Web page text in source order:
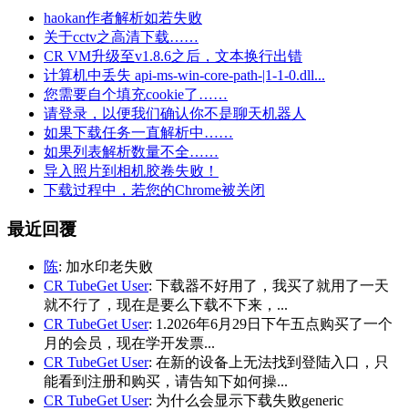
haokan作者解析如若失败
关于cctv之高清下载……
CR VM升级至v1.8.6之后，文本换行出错
计算机中丢失 api-ms-win-core-path-|1-1-0.dll...
您需要自个填充cookie了……
请登录，以便我们确认你不是聊天机器人
如果下载任务一直解析中……
如果列表解析数量不全……
导入照片到相机胶卷失败！
下载过程中，若您的Chrome被关闭
最近回覆
陈: 加水印老失败
CR TubeGet User: 下载器不好用了，我买了就用了一天
就不行了，现在是要么下载不下来，...
CR TubeGet User: 1.2026年6月29日下午五点购买了一个
月的会员，现在学开发票...
CR TubeGet User: 在新的设备上无法找到登陆入口，只
能看到注册和购买，请告知下如何操...
CR TubeGet User: 为什么会显示下载失败generic